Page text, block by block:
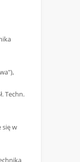
Techn.
się w